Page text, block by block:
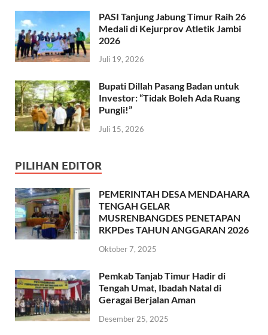
PASI Tanjung Jabung Timur Raih 26
Medali di Kejurprov Atletik Jambi
2026
Juli 19, 2026
Bupati Dillah Pasang Badan untuk
Investor: “Tidak Boleh Ada Ruang
Pungli!”
Juli 15, 2026
PILIHAN EDITOR
PEMERINTAH DESA MENDAHARA
TENGAH GELAR
MUSRENBANGDES PENETAPAN
RKPDes TAHUN ANGGARAN 2026
Oktober 7, 2025
Pemkab Tanjab Timur Hadir di
Tengah Umat, Ibadah Natal di
Geragai Berjalan Aman
Desember 25, 2025